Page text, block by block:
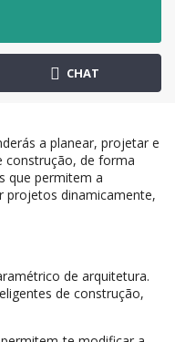
CHAT
a planear, projetar e
construção, de forma
que permitem a
projetos dinamicamente,
de arquitetura.
de construção,